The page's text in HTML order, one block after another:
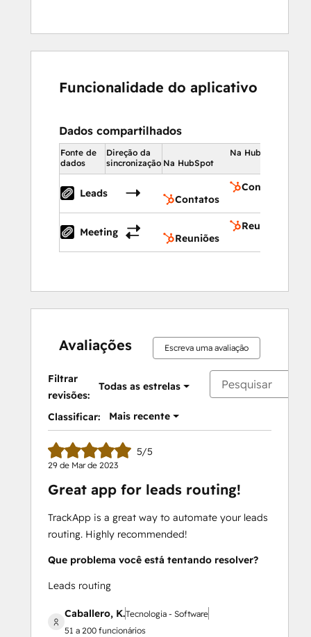
Funcionalidade do aplicativo
Dados compartilhados
Fonte de
dados
Direção da
sincronização
Na HubSpot
Na HubSpot
Leads
Contatos
Contatos
Meeting
Reuniões
Reuniões
Avaliações Escreva uma avaliação
Filtrar
revisões:
Todas as estrelas
Classificar: Mais recente
5/5
29 de Mar de 2023
Great app for leads routing!
TrackApp is a great way to automate your leads
routing. Highly recommended!
Que problema você está tentando resolver?
Leads routing
Caballero, K.Tecnologia - Software
51 a 200 funcionários